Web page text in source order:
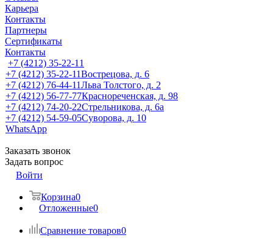
Карьера
Контакты
Партнеры
Сертификаты
Контакты
+7 (4212) 35-22-11
+7 (4212) 35-22-11Вострецова, д. 6
+7 (4212) 76-44-11Льва Толстого, д. 2
+7 (4212) 56-77-77Краснореченская, д. 98
+7 (4212) 74-20-22Стрельникова, д. 6а
+7 (4212) 54-59-05Суворова, д. 10
WhatsApp
Заказать звонок
Задать вопрос
Войти
Корзина0
Отложенные0
Сравнение товаров0